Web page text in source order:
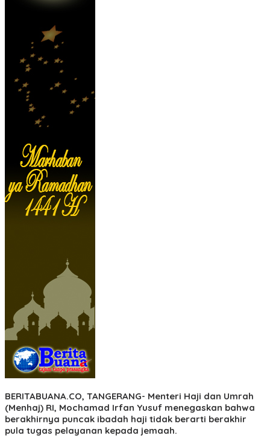
BERITABUANA.CO, TANGERANG- Menteri Haji dan Umrah
(Menhaj) RI, Mochamad Irfan Yusuf menegaskan bahwa
berakhirnya puncak ibadah haji tidak berarti berakhir
pula tugas pelayanan kepada jemaah.